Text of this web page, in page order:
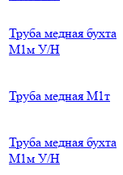
Труба медная бухта
М1м У/Н
Труба медная М1т
Труба медная бухта
М1м У/Н